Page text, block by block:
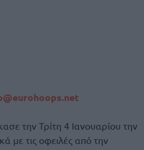
την Τρίτη 4 Ιανουαρίου την
με τις οφειλές από την